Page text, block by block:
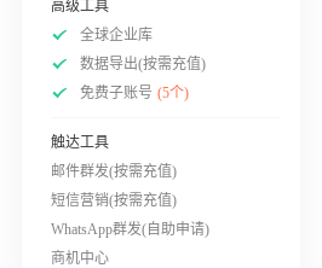
高级工具
全球企业库
数据导出(按需充值)
免费子账号 (5个)
触达工具
邮件群发(按需充值)
短信营销(按需充值)
WhatsApp群发(自助申请)
商机中心